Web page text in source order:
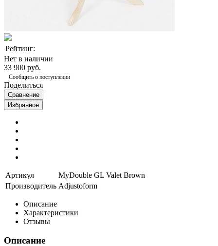
Рейтинг:
Нет в наличии
33 900 руб.
Сообщить о поступлении
Поделиться
Сравнение
Избранное
Артикул
MyDouble GL Valet Brown
Производитель Adjustoform
Описание
Характеристики
Отзывы
Описание